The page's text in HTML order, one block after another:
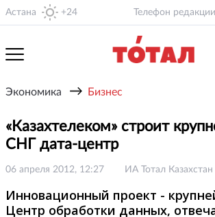
Астана +24 Телефон
Экономика → Бизнес
«Казахтелеком» строит
СНГ дата-центр
06 апреля 2012, 12:27 ИА Тотал Казахстан
Инновационный проект -
Центр обработки данных,